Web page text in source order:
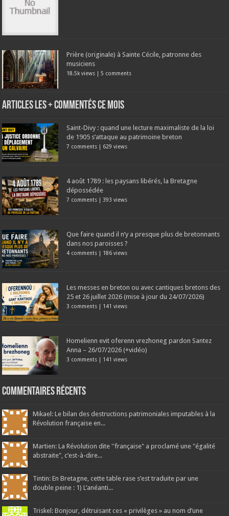
Prière (originale) à Sainte Cécile, patronne des
musiciens
18.5k views |5 comments
Articles les + commentés ce mois
Saint-Divy : quand une lecture maximaliste de la loi
de 1905 s’attaque au patrimoine breton
7 comments | 629 views
4 août 1789 : les paysans libérés, la Bretagne
dépossédée
7 comments | 393 views
Que faire quand il n’y a presque plus de bretonnants
dans nos paroisses ?
4 comments | 186 views
Les messes en breton ou avec cantiques bretons des
25 et 26 juillet 2026 (mise à jour du 24/07/2026)
3 comments | 141 views
Homelienn evit oferenn vrezhoneg pardon Santez
Anna – 26/07/2026 (+vidéo)
3 comments | 141 views
Commentaires récents
Mikael: Le bilan des destructions patrimoniales imputables à la
Révolution française en...
Martien: La Révolution dite ''française" a proclamé une "égalité
abstraite", c’est-à-dire...
Tintin: En Bretagne, cette table rase s’est traduite par une
double peine : 1) L’anéanti...
Triskel: Bonjour, détruisant ces « privilèges » au nom d’une